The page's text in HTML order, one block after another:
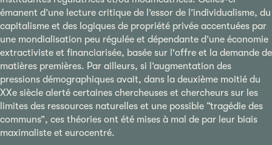
émanent d’une lecture critique de l’essor de l’individualisme, du
capitalisme et des logiques de propriété privée accentuées par
une mondialisation peu régulée et dépendante d’une économie
extractiviste et financiarisée, basée sur l'offre et la demande de
matières premières. Par ailleurs, si l’augmentation des
pressions démographiques avait, dans la deuxième moitié du
XXe siècle alerté certaines chercheuses et chercheurs sur les
limites des ressources naturelles et une possible “tragédie des
communs”, ces théories ont été mises à mal de par leur biais
maximaliste et eurocentré.